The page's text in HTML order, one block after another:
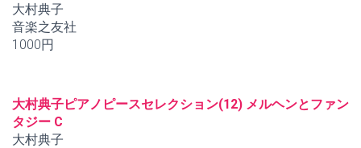
大村典子
音楽之友社
1000円
大村典子ピアノピースセレクション(12) メルヘンとファン
タジー C
大村典子